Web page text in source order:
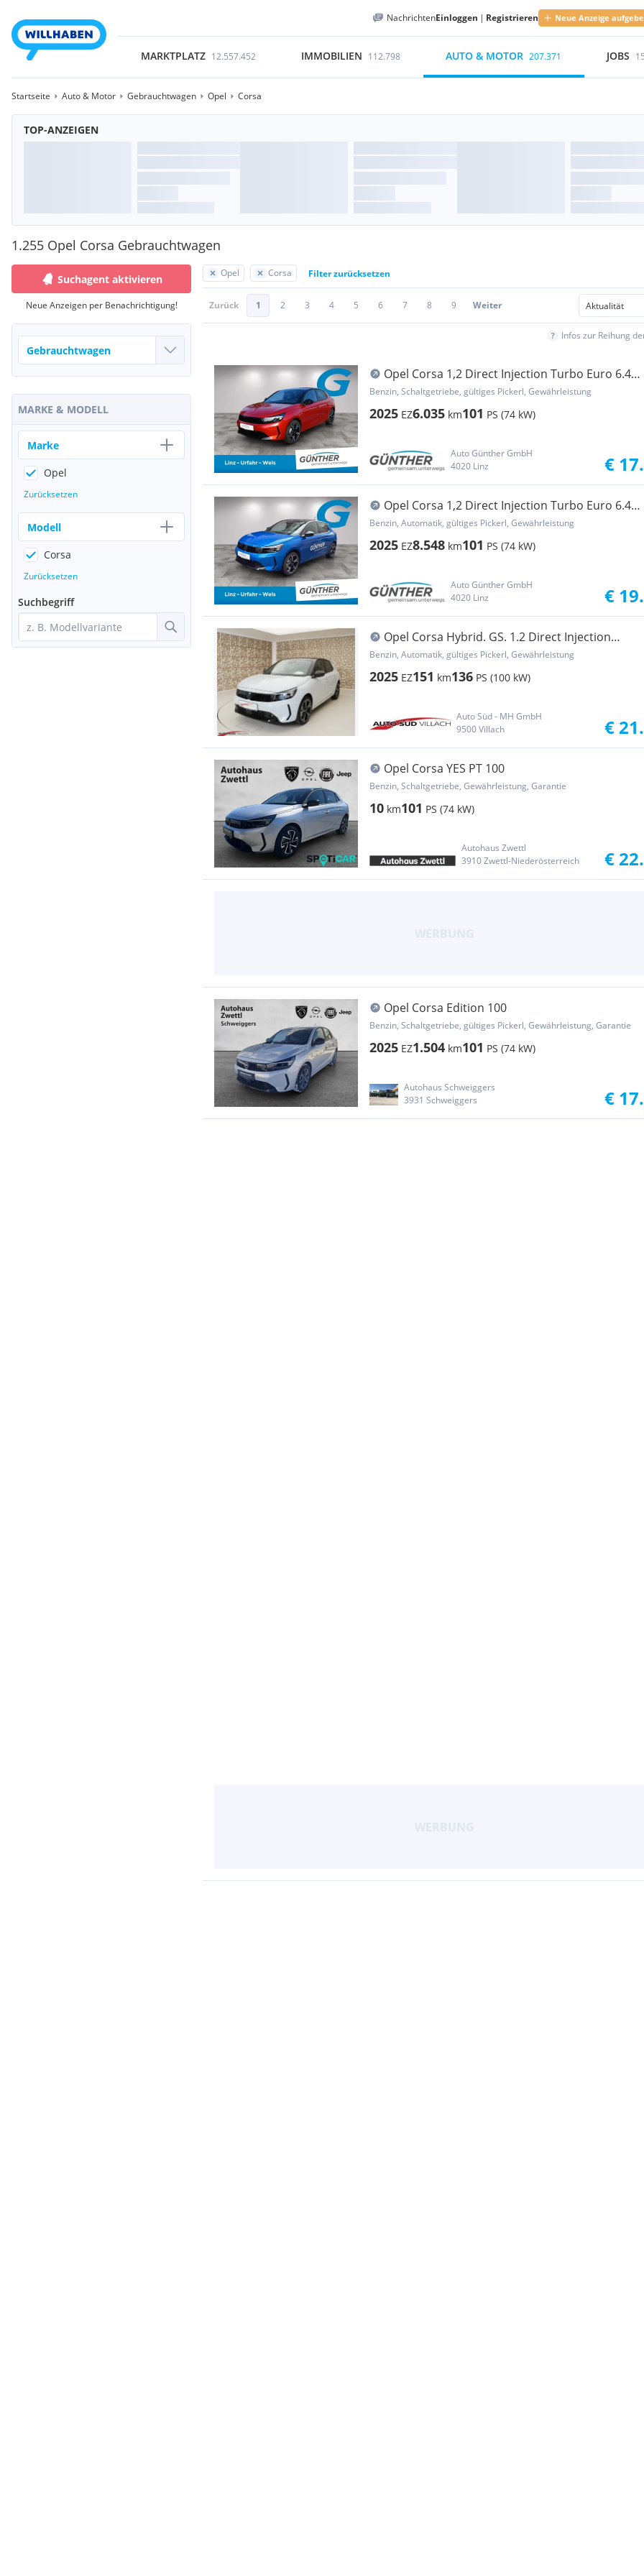
NachrichtenEinloggen | Registrieren Neue Anzeige
MARKTPLATZ 12.557.452 IMMOBILIEN 112.798 AUTO & MOTOR 207.371 JOBS
Startseite Auto & Motor Gebrauchtwagen Opel Corsa
TOP-ANZEIGEN
1.255 Opel Corsa Gebrauchtwagen
Opel Corsa Filter zurücksetzen
Zurück 1 2 3 4 5 6 7 8 9 Weiter
Infos zur Reihung
Opel Corsa 1,2 Direct Injection Turbo Euro 6.4
YES
Benzin, Schaltgetriebe, gültiges Pickerl, Gewährleistung
2025 EZ6.035 km101 PS (74 kW)
Auto Günther GmbH
4020 Linz
€
Opel Corsa 1,2 Direct Injection Turbo Euro 6.4
YES Aut.
Benzin, Automatik, gültiges Pickerl, Gewährleistung
2025 EZ8.548 km101 PS (74 kW)
Auto Günther GmbH
4020 Linz
€
Opel Corsa Hybrid. GS. 1.2 Direct Injection
Turbo. 107
Benzin, Automatik, gültiges Pickerl, Gewährleistung
2025 EZ151 km136 PS (100 kW)
Auto Süd - MH GmbH
9500 Villach
€
Opel Corsa YES PT 100
Benzin, Schaltgetriebe, Gewährleistung, Garantie
10 km101 PS (74 kW)
Autohaus Zwettl
3910 Zwettl-Niederösterreich
€
Opel Corsa Edition 100
Benzin, Schaltgetriebe, gültiges Pickerl, Gewährleistung, Garantie
2025 EZ1.504 km101 PS (74 kW)
Autohaus Schweiggers
3931 Schweiggers
€
Suchagent aktivieren
Neue Anzeigen per Benachrichtigung!
MARKE & MODELL
Marke
Opel
Zurücksetzen
Modell
Corsa
Zurücksetzen
Suchbegriff